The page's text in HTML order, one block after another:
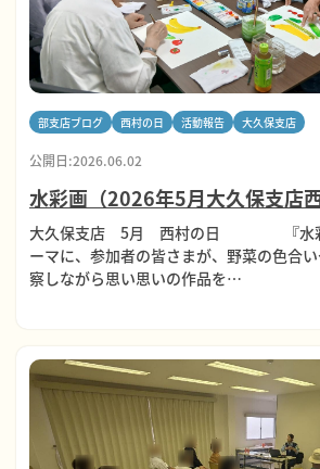
部支店ブログ 西村の日 活動報告 大久保支店
公開日:2026.06.02
水彩画（2026年5月大久保支店西
大久保支店 5月 西村の日 『水彩
ーマに、参加者の皆さまが、野菜の色合
察しながら思い思いの作品を…